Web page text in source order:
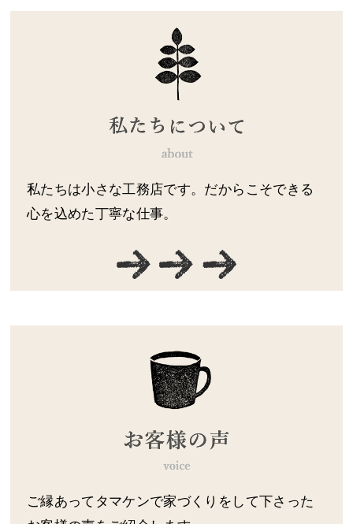
私たちは小さな工務店です。だからこそできる
心を込めた丁寧な仕事。
ご縁あってタマケンで家づくりをして下さった